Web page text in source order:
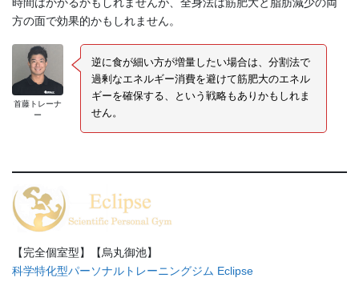
方の面で効果的かもしれません。
首藤トレーナ
ー
逆に食が細い方が増量したい場合は、分割法で
過剰なエネルギー消費を避けて筋肥大のエネル
ギーを確保する、という戦略もありかもしれま
せん。
【完全個室型】【烏丸御池】
科学特化型パーソナルトレーニングジム Eclipse